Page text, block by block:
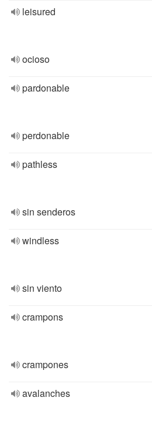
leisured
ocioso
pardonable
perdonable
pathless
sin senderos
windless
sin viento
crampons
crampones
avalanches